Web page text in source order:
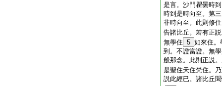
是言。沙門瞿曇時
時到是時向至。第
非時向至。此則修
告諸比丘。若有正
無學住 5 如來住。
到。不證當證。無
般那念。此則正説
是聖住天住梵住。
説此經已。諸比丘